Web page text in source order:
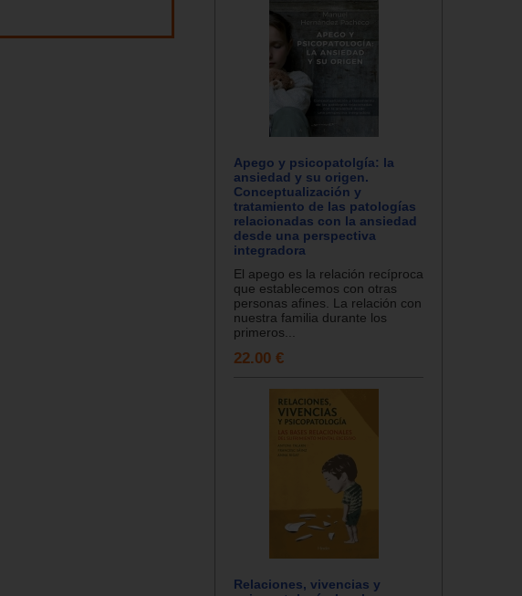
Apego y psicopatolgía: la
ansiedad y su origen.
Conceptualización y
tratamiento de las patologías
relacionadas con la ansiedad
desde una perspectiva
integradora
El apego es la relación recíproca
que establecemos con otras
personas afines. La relación con
nuestra familia durante los
primeros...
22.00 €
Relaciones, vivencias y